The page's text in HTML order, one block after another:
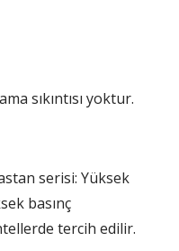
sıkıntısı yoktur.
serisi: Yüksek
basınç
tercih edilir.